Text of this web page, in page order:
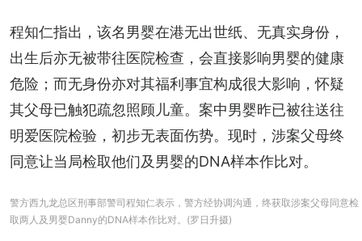
程知仁指出，该名男婴在港无出世纸、无真实身份，
出生后亦无被带往医院检查，会直接影响男婴的健康
危险；而无身份亦对其福利事宜构成很大影响，怀疑
其父母已触犯疏忽照顾儿童。案中男婴昨已被往送往
明爱医院检验，初步无表面伤势。现时，涉案父母终
同意让当局检取他们及男婴的DNA样本作比对。
警方西九龙总区刑事部警司程知仁表示，警方经协调沟通，终获取涉案父母同意检
取两人及男婴Danny的DNA样本作比对。(罗日升摄)